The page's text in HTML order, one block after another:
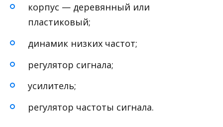
корпус — деревянный или
пластиковый;
динамик низких частот;
регулятор сигнала;
усилитель;
регулятор частоты сигнала.